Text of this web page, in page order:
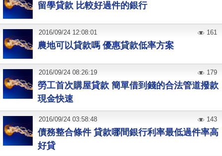
留學貸款 比較好過件的銀行
農地可以貸款嗎 優惠貸款低率方案
2016/09/24 12:08:01 161
勞工首次購屋貸款 簡單借到錢的合法管道撥款
現金快速
2016/09/24 08:26:19 179
債務整合條件 貸款哪間銀行利率最低過件率高
好貸
2016/09/24 03:58:48 143